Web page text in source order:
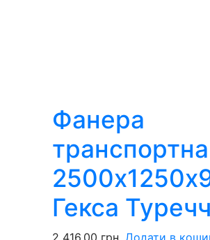
Фанера
транспортна
Гекса
2 416,00 грн. Додати в